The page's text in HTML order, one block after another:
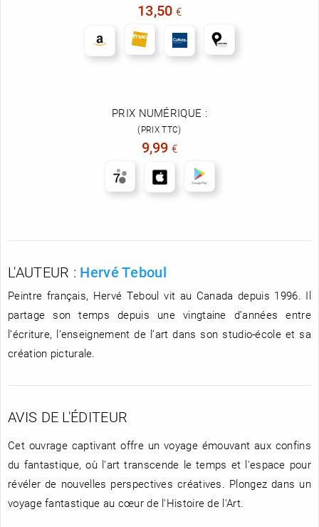
13,50 €
PRIX NUMÉRIQUE :
(PRIX TTC)
9,99 €
L'AUTEUR : Hervé Teboul
Peintre français, Hervé Teboul vit au Canada depuis 1996. Il
partage son temps depuis une vingtaine d’années entre
l’écriture, l’enseignement de l’art dans son studio-école et sa
création picturale.
AVIS DE L'ÉDITEUR
Cet ouvrage captivant offre un voyage émouvant aux confins
du fantastique, où l'art transcende le temps et l'espace pour
révéler de nouvelles perspectives créatives. Plongez dans un
voyage fantastique au cœur de l'Histoire de l'Art.